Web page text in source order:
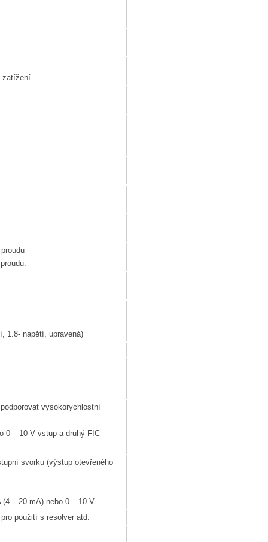
1.8- napětí, upravená)
vysokorychlostní
0 – 10 V vstup a druhý FIC
svorku (výstup otevřeného
– 20 mA) nebo 0 – 10 V
použití s ​​resolver atd.